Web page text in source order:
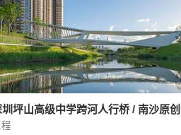
圳坪山高级中学跨河人行桥 / 南沙原创